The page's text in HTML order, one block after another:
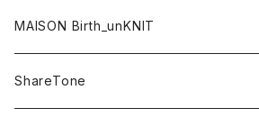
HAT / ハット
KNIT / ニット
MAISON Birth_unKNIT
ShareTone